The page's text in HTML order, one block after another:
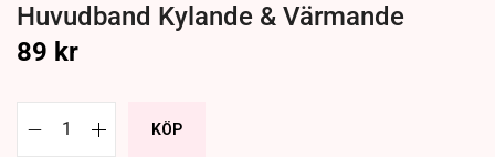
Huvudband Kylande & Värmande
89 kr
KÖP